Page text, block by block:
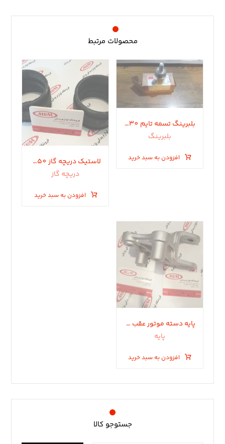
محصولات مرتبط
بلبرینگ تسمه تایم 530 x33s tiggo 550
بلبرینگ
افزودن به سبد خرید
لاستیک دریچه گاز ۵٣٠.۵۵٠.تیگو ۵
دریچه گاز
افزودن به سبد خرید
پایه دسته موتور عقب جلویی ام‌وی‌ام 110s
پایه
افزودن به سبد خرید
جستوجو کالا